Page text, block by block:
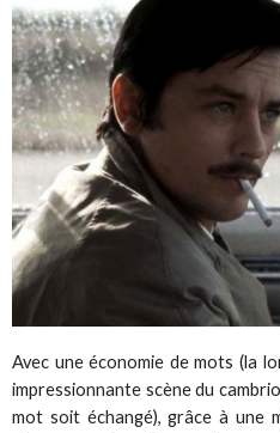
Avec une économie de mots (la
impressionnante scène du
mot soit échangé), grâce à une